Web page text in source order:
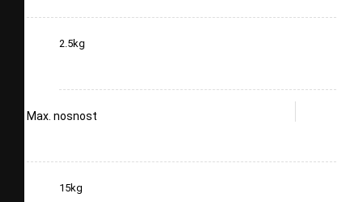
2.5kg
Max. nosnost
15kg